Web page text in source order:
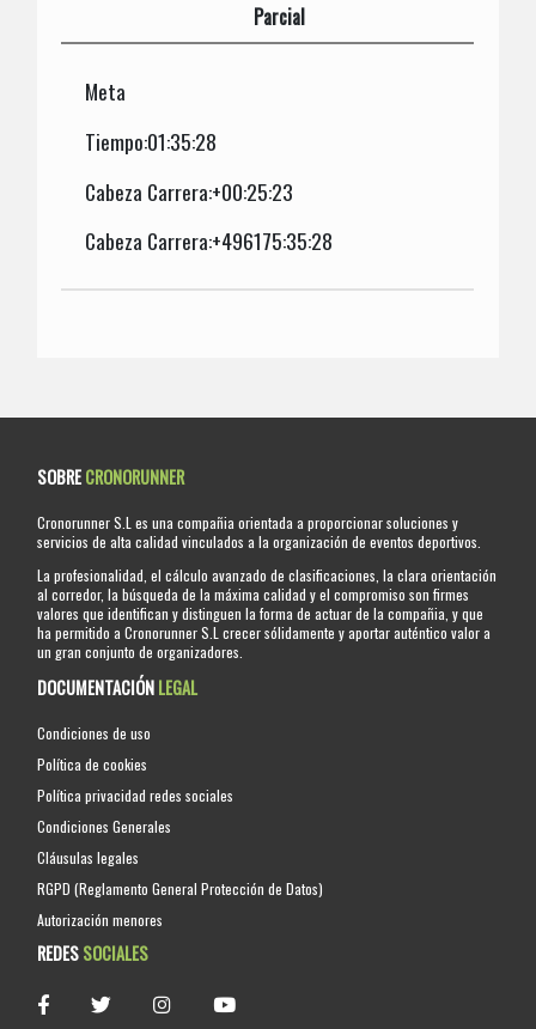
Parcial
Meta
Tiempo:01:35:28
Cabeza Carrera:+00:25:23
Cabeza Carrera:+496175:35:28
SOBRECRONORUNNER
Cronorunner S.L es una compañia orientada a proporcionar soluciones y
servicios de alta calidad vinculados a la organización de eventos deportivos.
La profesionalidad, el cálculo avanzado de clasificaciones, la clara orientación
al corredor, la búsqueda de la máxima calidad y el compromiso son firmes
valores que identifican y distinguen la forma de actuar de la compañia, y que
ha permitido a Cronorunner S.L crecer sólidamente y aportar auténtico valor a
un gran conjunto de organizadores.
DOCUMENTACIÓNLEGAL
Condiciones de uso
Política de cookies
Política privacidad redes sociales
Condiciones Generales
Cláusulas legales
RGPD (Reglamento General Protección de Datos)
Autorización menores
REDESSOCIALES